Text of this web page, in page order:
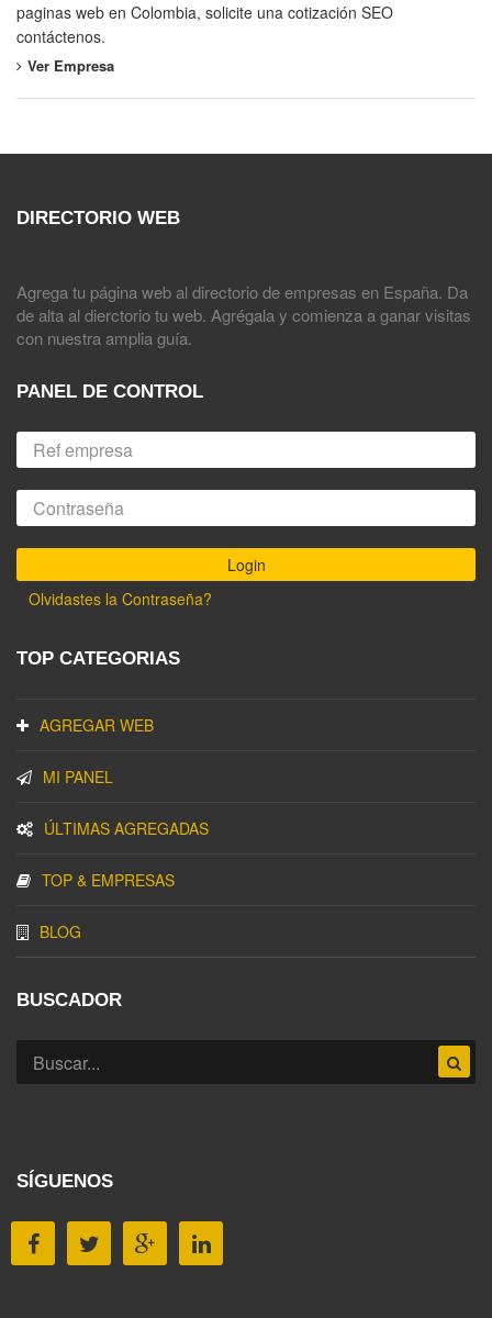
paginas web en Colombia, solicite una cotización SEO
contáctenos.
Ver Empresa
DIRECTORIO WEB
Agrega tu página web al directorio de empresas en España. Da
de alta al dierctorio tu web. Agrégala y comienza a ganar visitas
con nuestra amplia guía.
PANEL DE CONTROL
Olvidastes la Contraseña?
TOP CATEGORIAS
AGREGAR WEB
MI PANEL
ÚLTIMAS AGREGADAS
TOP & EMPRESAS
BLOG
BUSCADOR
SÍGUENOS